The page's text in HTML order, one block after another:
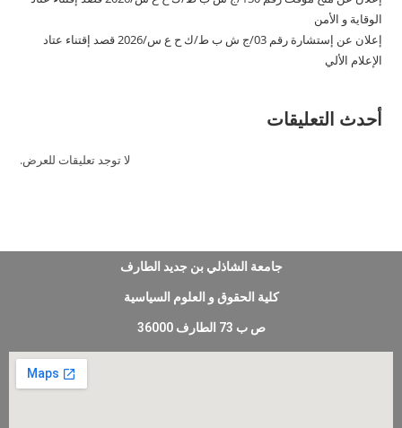
الوقاية و الأمن
إعلان عن إستشارة رقم 03/ج ش ب ط/ك ح ع س/2026 قصد إقتناء عتاد
الإعلام الألي
أحدث التعليقات
لا توجد تعليقات للعرض.
جامعة الشاذلي بن جديد الطارف
كلية الحقوق و العلوم السياسية
ص ب 73 الطارف 36000